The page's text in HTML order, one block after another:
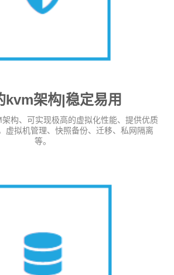
kvm架构|稳定易用
构、可实现极高的虚拟化性能、提供优质
虚拟机管理、快照备份、迁移、私网隔离
等。